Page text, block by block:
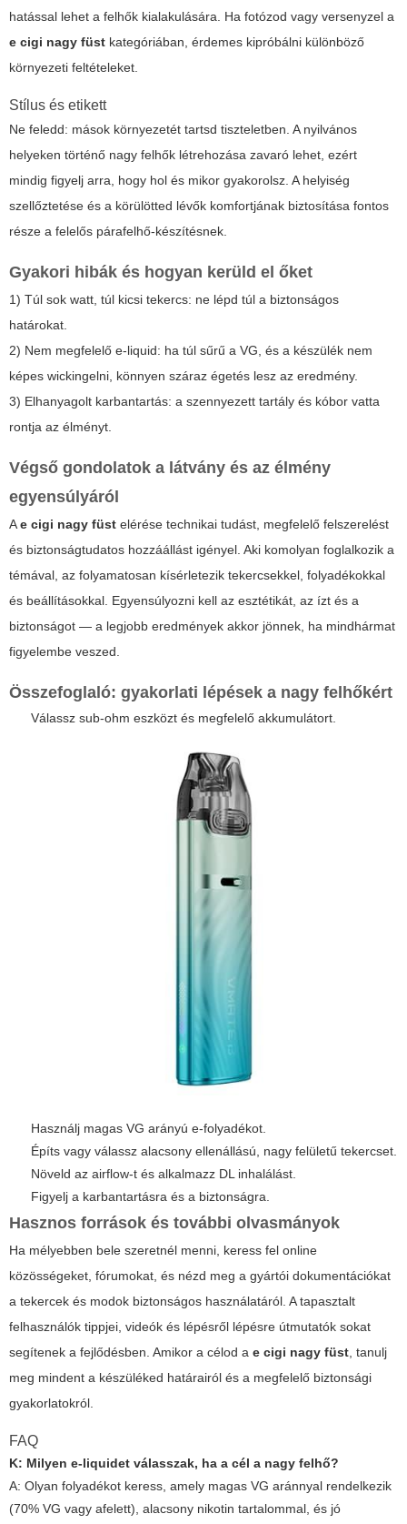
hatással lehet a felhők kialakulására. Ha fotózod vagy versenyzel a
e cigi nagy füst kategóriában, érdemes kipróbálni különböző
környezeti feltételeket.
Stílus és etikett
Ne feledd: mások környezetét tartsd tiszteletben. A nyilvános
helyeken történő nagy felhők létrehozása zavaró lehet, ezért
mindig figyelj arra, hogy hol és mikor gyakorolsz. A helyiség
szellőztetése és a körülötted lévők komfortjának biztosítása fontos
része a felelős párafelhő-készítésnek.
Gyakori hibák és hogyan kerüld el őket
1) Túl sok watt, túl kicsi tekercs: ne lépd túl a biztonságos
határokat.
2) Nem megfelelő e-liquid: ha túl sűrű a VG, és a készülék nem
képes wickingelni, könnyen száraz égetés lesz az eredmény.
3) Elhanyagolt karbantartás: a szennyezett tartály és kóbor vatta
rontja az élményt.
Végső gondolatok a látvány és az élmény
egyensúlyáról
Ae cigi nagy füst elérése technikai tudást, megfelelő felszerelést
és biztonságtudatos hozzáállást igényel. Aki komolyan foglalkozik a
témával, az folyamatosan kísérletezik tekercsekkel, folyadékokkal
és beállításokkal. Egyensúlyozni kell az esztétikát, az ízt és a
biztonságot — a legjobb eredmények akkor jönnek, ha mindhármat
figyelembe veszed.
Összefoglaló: gyakorlati lépések a nagy felhőkért
Válassz sub-ohm eszközt és megfelelő akkumulátort.
Használj magas VG arányú e-folyadékot.
Építs vagy válassz alacsony ellenállású, nagy felületű tekercset.
Növeld az airflow-t és alkalmazz DL inhalálást.
Figyelj a karbantartásra és a biztonságra.
Hasznos források és további olvasmányok
Ha mélyebben bele szeretnél menni, keress fel online
közösségeket, fórumokat, és nézd meg a gyártói dokumentációkat
a tekercek és modok biztonságos használatáról. A tapasztalt
felhasználók tippjei, videók és lépésről lépésre útmutatók sokat
segítenek a fejlődésben. Amikor a célod a e cigi nagy füst, tanulj
meg mindent a készüléked határairól és a megfelelő biztonsági
gyakorlatokról.
FAQ
K: Milyen e-liquidet válasszak, ha a cél a nagy felhő?
A: Olyan folyadékot keress, amely magas VG aránnyal rendelkezik
(70% VG vagy afelett), alacsony nikotin tartalommal, és jó